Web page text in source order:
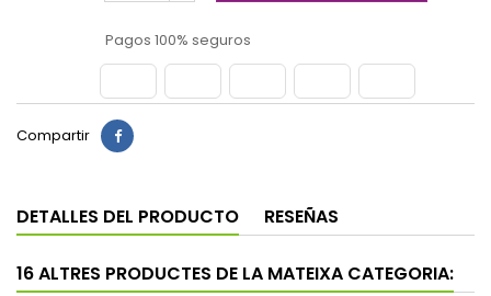
Pagos 100% seguros
Compartir
DETALLES DEL PRODUCTO RESEÑAS
16 ALTRES PRODUCTES DE LA MATEIXA CATEGORIA: